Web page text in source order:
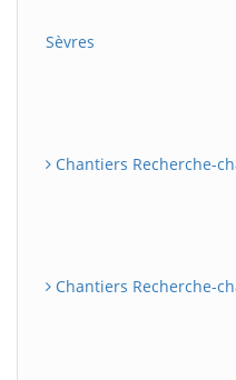
Sèvres
Chantiers Recherche-
Chantiers Recherche-